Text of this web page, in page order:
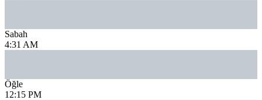
Sabah
4:31 AM
Öğle
12:15 PM